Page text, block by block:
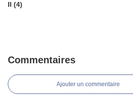
II (4)
Commentaires
Ajouter un commentaire